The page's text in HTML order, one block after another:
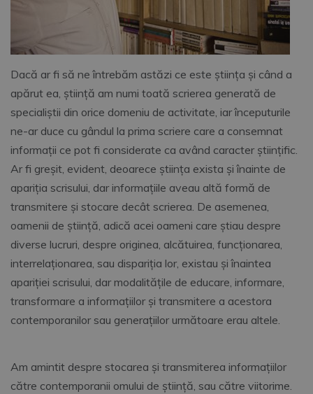
Dacă ar fi să ne întrebăm astăzi ce este știința și când a
apărut ea, știință am numi toată scrierea generată de
specialiștii din orice domeniu de activitate, iar începuturile
ne-ar duce cu gândul la prima scriere care a consemnat
informații ce pot fi considerate ca având caracter științific.
Ar fi greșit, evident, deoarece știința exista și înainte de
apariția scrisului, dar informațiile aveau altă formă de
transmitere și stocare decât scrierea. De asemenea,
oamenii de știință, adică acei oameni care știau despre
diverse lucruri, despre originea, alcătuirea, funcționarea,
interrelaționarea, sau dispariția lor, existau și înaintea
apariției scrisului, dar modalitățile de educare, informare,
transformare a informațiilor și transmitere a acestora
contemporanilor sau generațiilor următoare erau altele.
Am amintit despre stocarea și transmiterea informațiilor
către contemporanii omului de știință, sau către viitorime.